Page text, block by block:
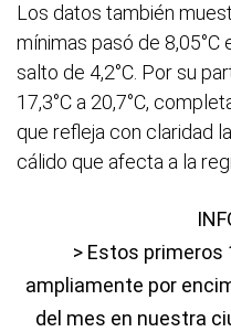
Los datos también
mínimas pasó de 8,05°C
salto de 4,2°C. Por su
17,3°C a 20,7°C,
que refleja con claridad
cálido que afecta a la
> Estos primeros
ampliamente por
del mes en nuestra